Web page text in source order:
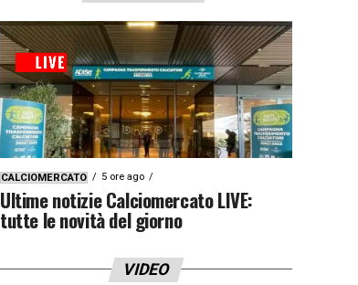
CALCIOMERCATO 5 ore ago
Ultime notizie Calciomercato LIVE:
tutte le novità del giorno
VIDEO